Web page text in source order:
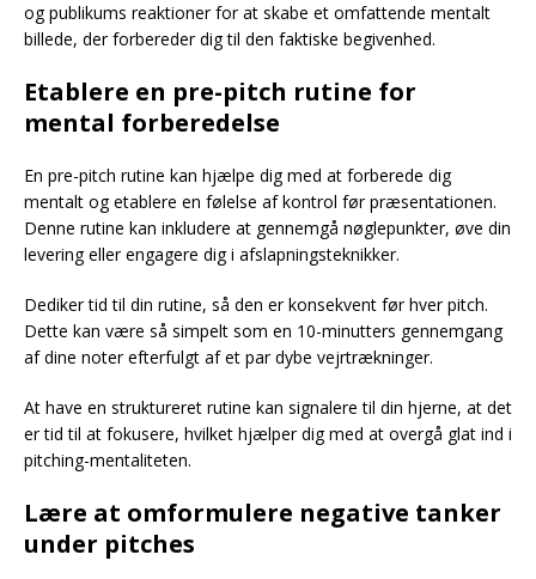
og publikums reaktioner for at skabe et omfattende mentalt
billede, der forbereder dig til den faktiske begivenhed.
Etablere en pre-pitch rutine for
mental forberedelse
En pre-pitch rutine kan hjælpe dig med at forberede dig
mentalt og etablere en følelse af kontrol før præsentationen.
Denne rutine kan inkludere at gennemgå nøglepunkter, øve din
levering eller engagere dig i afslapningsteknikker.
Dediker tid til din rutine, så den er konsekvent før hver pitch.
Dette kan være så simpelt som en 10-minutters gennemgang
af dine noter efterfulgt af et par dybe vejrtrækninger.
At have en struktureret rutine kan signalere til din hjerne, at det
er tid til at fokusere, hvilket hjælper dig med at overgå glat ind i
pitching-mentaliteten.
Lære at omformulere negative tanker
under pitches